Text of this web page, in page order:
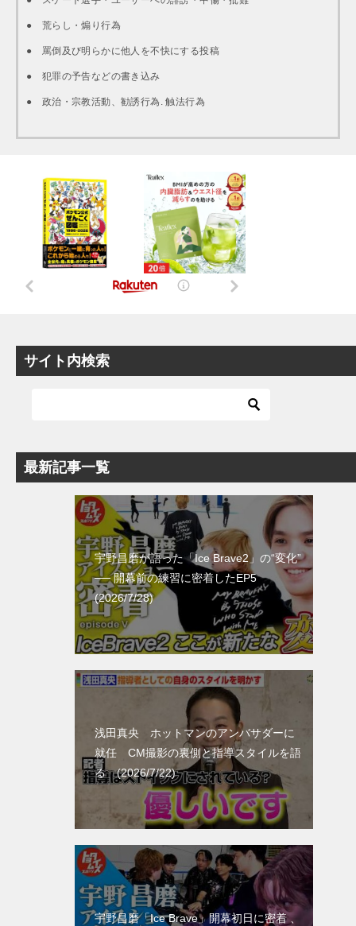
● 荒らし・煽り行為
● 罵倒及び明らかに他人を不快にする投稿
● 犯罪の予告などの書き込み
● 政治・宗教活動、勧誘行為. 触法行為
サイト内検索
最新記事一覧
宇野昌磨が語った「Ice Brave2」の“変化”
── 開幕前の練習に密着したEP5
(2026/7/28)
浅田真央 ホットマンのアンバサダーに
就任 CM撮影の裏側と指導スタイルを語
る (2026/7/22)
宇野昌磨「Ice Brave」開幕初日に密着 、